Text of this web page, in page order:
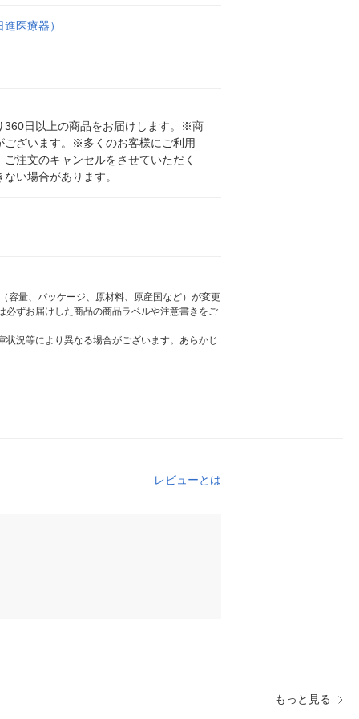
医療器）
360日以上の商品をお届けします。※商
ございます。※多くのお客様にご利用
注文のキャンセルをさせていただく
い場合があります。
容量、パッケージ、原材料、原産国など）が変更
ずお届けした商品の商品ラベルや注意書きをご
況等により異なる場合がございます。あらかじ
レビューとは
もっと見る